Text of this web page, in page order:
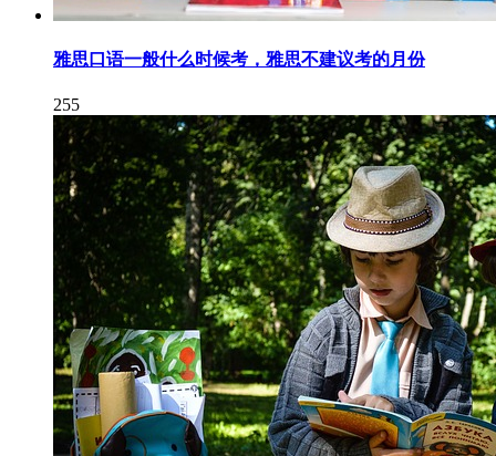
雅思口语一般什么时候考，雅思不建议考的月份
255